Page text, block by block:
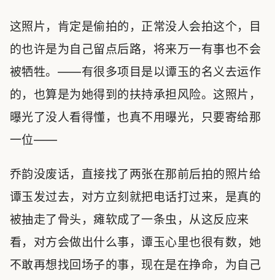
这照片，肯定是偷拍的，正常没人会拍这个，目
的也许是为自己留点后路，将来万一有事也不会
被牺牲。——有很多项目是以谭玉的名义去运作
的，也算是为她得到的扶持承担风险。这照片，
曝光了没人看得懂，也真不用曝光，只要寄给那
一位——
乔韵没废话，直接找了两张在那前后拍的照片给
谭玉发过去，对方立刻就把电话打过来，是真的
被抽走了骨头，瘫软成了一条虫，从这反应来
看，对方会做出什么事，谭玉心里也很有数，她
不敢再想找回场子的事，现在是在挣命，为自己